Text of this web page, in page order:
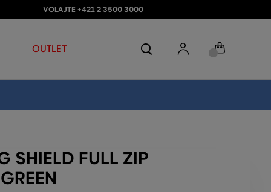
VOLAJTE +421 2 3500 3000
OUTLET
SHIELD FULL ZIP